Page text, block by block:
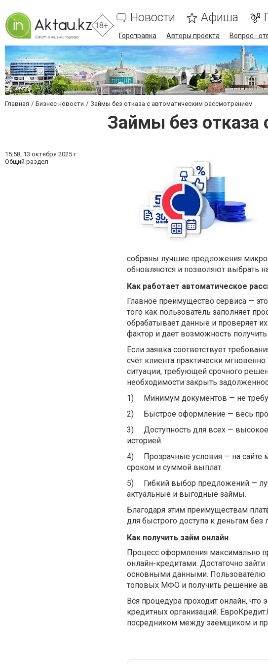
18+
Новости Афиша
Горсправка Авторы проекта Вопрос -
Главная Бизнес новости Займы без отказа с автоматическим рассмотрением
Займы без отказа
15:58, 13 октября 2025 г.
Общий раздел
собраны лучшие предложения
обновляются и позволяют выбрать
Как работает автоматическое
Главное преимущество сервиса —
того как пользователь заполняет
обрабатывает данные и проверяет
фактор и даёт возможность
Если заявка соответствует
счёт клиента практически
ситуации, требующей срочного
необходимости закрыть
1)
Минимум документов — не
2)
Быстрое оформление — весь
3)
Доступность для всех —
историей.
4)
Прозрачные условия — на сайте
сроком и суммой выплат.
5)
Гибкий выбор предложений —
актуальные и выгодные займы.
Благодаря этим преимуществам
для быстрого доступа к деньгам
Как получить займ онлайн
Процесс оформления максимально
онлайн-кредитами. Достаточно
основными данными. Пользователю
топовых МФО и получить решение
Вся процедура проходит онлайн,
кредитных организаций.
посредником между заёмщиком и